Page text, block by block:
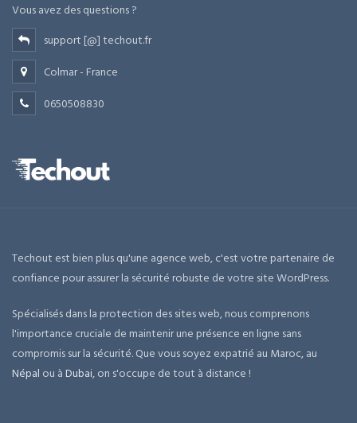
Vous avez des questions ?
support [@] techout.fr
Colmar - France
0650508830
Techout est bien plus qu'une agence web, c'est votre partenaire de
confiance pour assurer la sécurité robuste de votre site WordPress.
Spécialisés dans la protection des sites web, nous comprenons
l'importance cruciale de maintenir une présence en ligne sans
compromis sur la sécurité. Que vous soyez expatrié au Maroc, au
Népal ou àDubai, on s'occupe de tout à distance !